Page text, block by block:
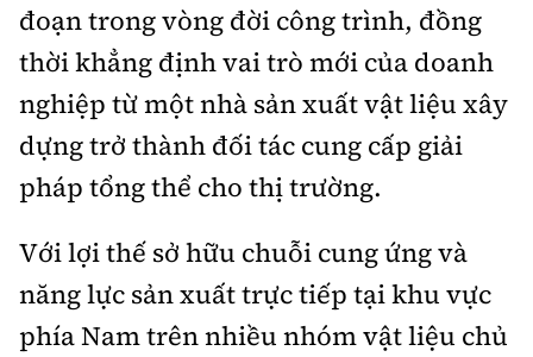
đoạn trong vòng đời công trình, đồng
thời khẳng định vai trò mới của doanh
nghiệp từ một nhà sản xuất vật liệu xây
dựng trở thành đối tác cung cấp giải
pháp tổng thể cho thị trường.
Với lợi thế sở hữu chuỗi cung ứng và
năng lực sản xuất trực tiếp tại khu vực
phía Nam trên nhiều nhóm vật liệu chủ